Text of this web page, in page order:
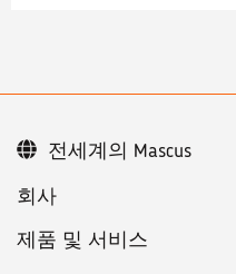
회사
제품 및 서비스
전세계의 Mascus